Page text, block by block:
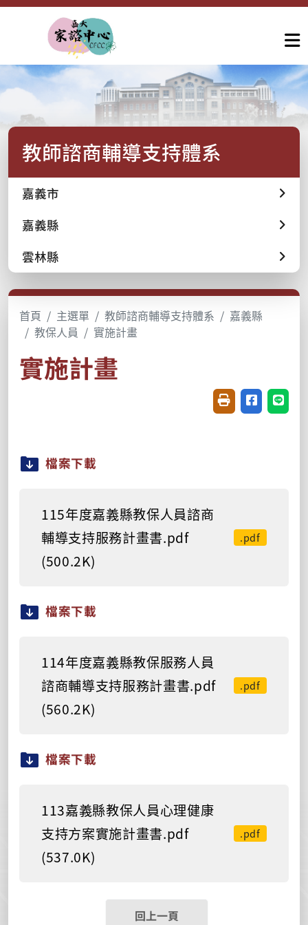
教師諮商輔導支持體系
嘉義市
嘉義縣
雲林縣
首頁 主選單 教師諮商輔導支持體系
嘉義縣
教保人員
實施計畫
實施計畫
友善列印(開新視
分享至臉書
分享
檔案下載
115年度嘉義縣教保人員諮商
輔導支持服務計畫書.pdf
(500.2K)
.pdf
檔案下載
114年度嘉義縣教保服務人員
諮商輔導支持服務計畫書.pdf
(560.2K)
.pdf
檔案下載
113嘉義縣教保人員心理健康
支持方案實施計畫書.pdf
(537.0K)
.pdf
回上一頁